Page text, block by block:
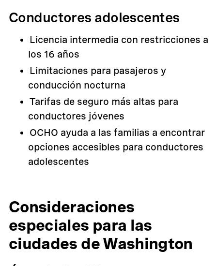
Conductores adolescentes
Licencia intermedia con restricciones a
los 16 años
Limitaciones para pasajeros y
conducción nocturna
Tarifas de seguro más altas para
conductores jóvenes
OCHO ayuda a las familias a encontrar
opciones accesibles para conductores
adolescentes
Consideraciones
especiales para las
ciudades de Washington